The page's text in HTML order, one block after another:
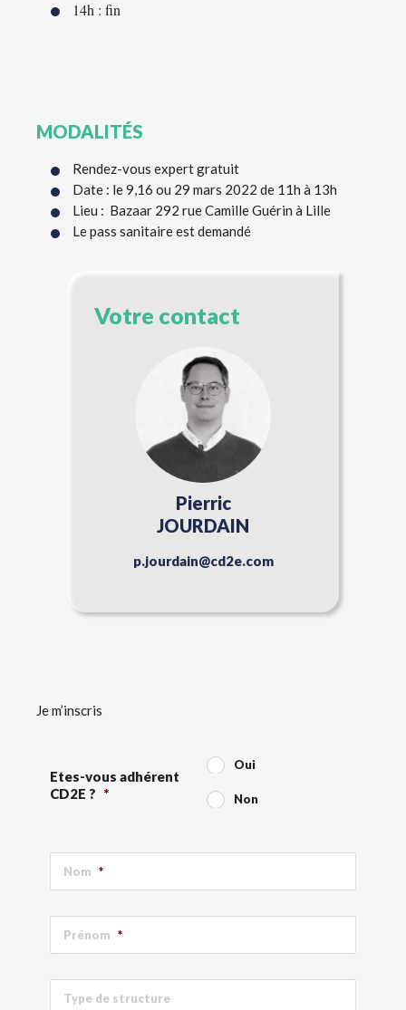
14h : fin
MODALITÉS
Rendez-vous expert gratuit
Date : le 9,16 ou 29 mars 2022 de 11h à 13h
Lieu : Bazaar 292 rue Camille Guérin à Lille
Le pass sanitaire est demandé
Votre contact
Pierric
JOURDAIN
p.jourdain@cd2e.com
Je m’inscris
Etes-vous adhérent
CD2E ? *
Oui
Non
Nom *
Prénom *
Type de structure